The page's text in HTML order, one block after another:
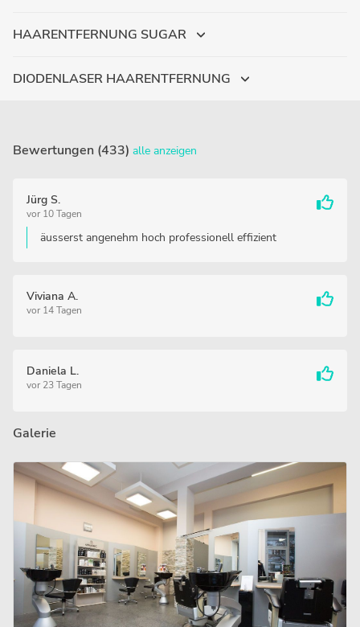
HAARENTFERNUNG SUGAR
DIODENLASER HAARENTFERNUNG
Bewertungen (433) alle anzeigen
Jürg S.
vor 10 Tagen
äusserst angenehm hoch professionell effizient
Viviana A.
vor 14 Tagen
Daniela L.
vor 23 Tagen
Galerie